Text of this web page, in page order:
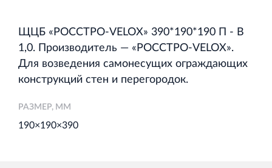
Проектный институт по жилищно‐гражданскому
строительству
ЩЦБ «РОССТРО‐VELOX» 390*190*190 П - В
1,0. Производитель — «РОССТРО‐VELOX».
Для возведения самонесущих ограждающих
конструкций стен и перегородок.
РАЗМЕР, ММ
190×190×390